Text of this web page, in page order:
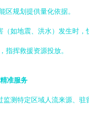
区规划提供量化依据。
（如地震、洪水）发生时
指挥救援资源投放。
准服务
监测特定区域人流来源、驻